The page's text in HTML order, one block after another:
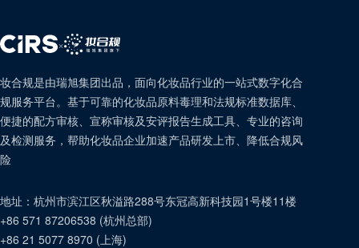
×
妆合规是由瑞旭集团出品，面向化妆品行业的一站式数字化合
规服务平台。基于可靠的化妆品原料毒理和法规标准数据库、
便捷的配方审核、宣称审核及安评报告生成工具、专业的咨询
及检测服务，帮助化妆品企业加速产品研发上市、降低合规风
险
地址： 杭州市滨江区秋溢路288号东冠高新科技园1号楼11楼
+86 571 87206538 (杭州总部)
+86 21 5077 8970 (上海)